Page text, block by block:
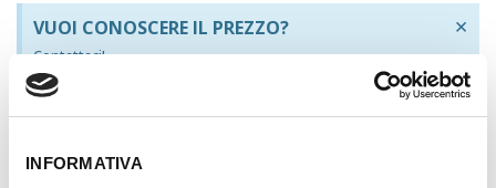
INFORMATIVA
VUOI CONOSCERE IL PREZZO?
Contattaci!
×